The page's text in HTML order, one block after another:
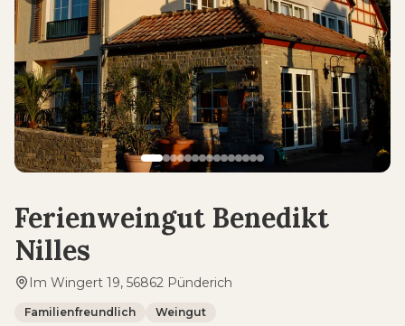
Ferienweingut Benedikt
Nilles
Im Wingert 19, 56862 Pünderich
Familienfreundlich Weingut